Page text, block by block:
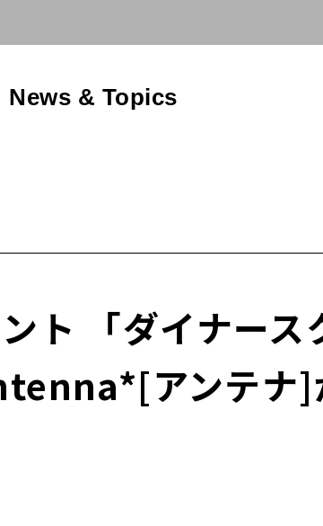
News & Topics
ト 「ダイナー
アンテナ]